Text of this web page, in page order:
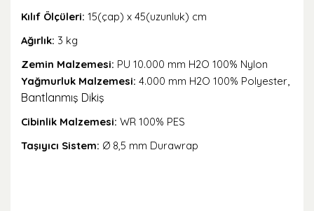
Kılıf Ölçüleri: 15(çap) x 45(uzunluk) cm
Ağırlık: 3 kg
Zemin Malzemesi: PU 10.000 mm H2O 100% Nylon
Yağmurluk Malzemesi: 4.000 mm H2O 100% Polyester
Bantlanmış Dikiş
Cibinlik Malzemesi: WR 100% PES
Taşıyıcı Sistem: Ø 8,5 mm Durawrap